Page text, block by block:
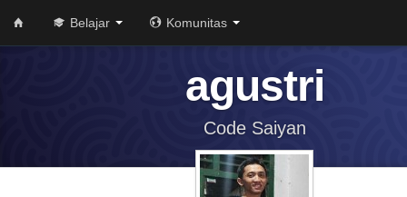
Belajar Komunitas
agustri
Code Saiyan